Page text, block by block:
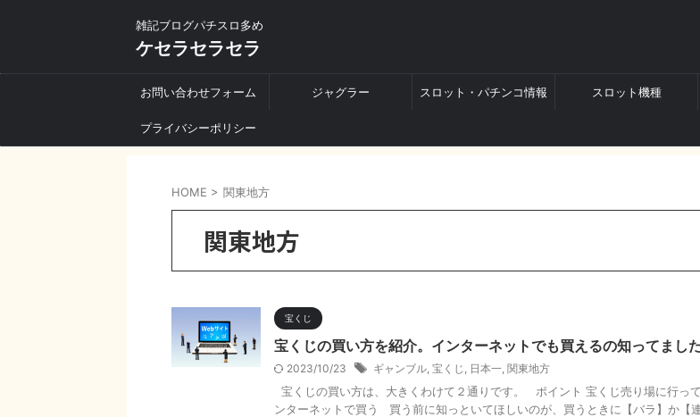
雑記ブログパチスロ多め
ケセラセラセラ
お問い合わせフォーム ジャグラー スロット・パチンコ情報 スロット機種
プライバシーポリシー
HOME > 関東地方
関東地方
宝くじ
宝くじの買い方を紹介。インターネットでも買えるの知ってまし
2023/10/23 ギャンブル, 宝くじ , 日本一, 関東地方
宝くじの買い方は、大きくわけて２通りです。 ポイント 宝くじ売り場に行っ
ンターネットで買う 買う前に知っといてほしいのが、買うときに【バラ】か【